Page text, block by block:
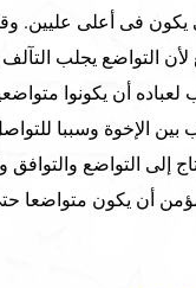
يكون فى أعلى عليين.
لأن التواضع يجلب
أن يكونوا
بين الإخوة وسببا
إلى التواضع والتوافق
أن يكون متواضعا